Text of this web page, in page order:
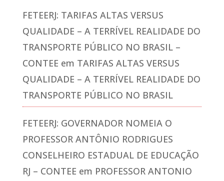
FETEERJ: TARIFAS ALTAS VERSUS
QUALIDADE – A TERRÍVEL REALIDADE DO
TRANSPORTE PÚBLICO NO BRASIL –
CONTEE em TARIFAS ALTAS VERSUS
QUALIDADE – A TERRÍVEL REALIDADE DO
TRANSPORTE PÚBLICO NO BRASIL
FETEERJ: GOVERNADOR NOMEIA O
PROFESSOR ANTÔNIO RODRIGUES
CONSELHEIRO ESTADUAL DE EDUCAÇÃO
RJ – CONTEE em PROFESSOR ANTONIO